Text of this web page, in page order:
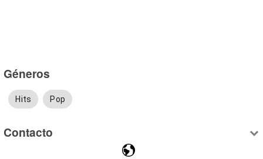
Géneros
Hits Pop
Contacto